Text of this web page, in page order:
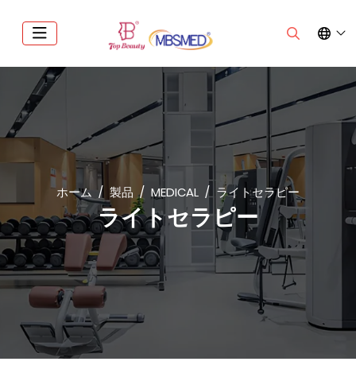
ホーム 製品 MEDICAL ライトセラピー
ライトセラピー